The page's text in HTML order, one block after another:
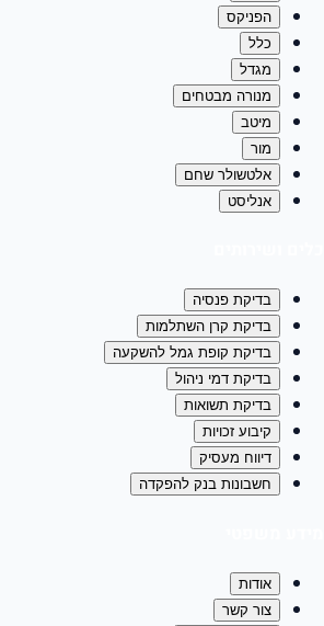
הפניקס
כלל
מגדל
מנורה מבטחים
מיטב
מור
אלטשולר שחם
אנליסט
בדיקת פנסיה
בדיקת קרן השתלמות
בדיקת קופת גמל להשקעה
בדיקת דמי ניהול
בדיקת תשואות
קיבוע זכויות
דיווח מעסיק
חשבונות בנק להפקדה
אודות
צור קשר